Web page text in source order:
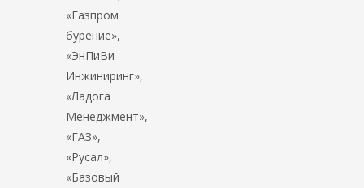
«Газпром
бурение»,
«ЭнПиВи
Инжиниринг»,
«Ладога
Менеджмент»,
«ГАЗ»,
«Русал»,
«Базовый